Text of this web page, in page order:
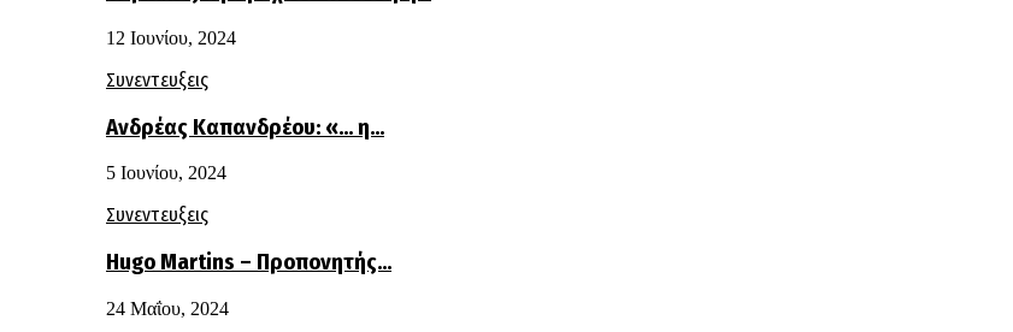
12 Ιουνίου, 2024
Συνεντευξεις
Ανδρέας Καπανδρέου: «… η…
5 Ιουνίου, 2024
Συνεντευξεις
Hugo Martins – Προπονητής…
24 Μαΐου, 2024